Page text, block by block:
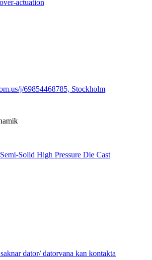
actuation
j/69854468785, Stockholm
Solid High Pressure Die Cast
dator/ datorvana kan kontakta